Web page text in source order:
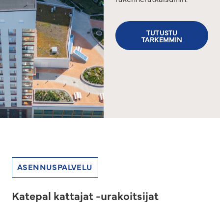
TUTUSTU
TARKEMMIN
ASENNUSPALVELU
Katepal kattajat -urakoitsijat